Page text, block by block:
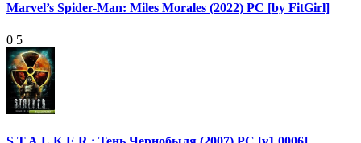
Marvel’s Spider-Man: Miles Morales (2022) PC [by FitGirl]
0 5